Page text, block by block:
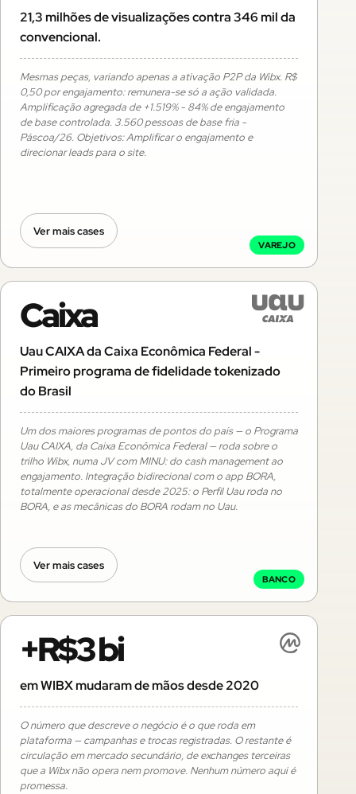
21,3 milhões de visualizações contra 346 mil da
convencional.
Mesmas peças, variando apenas a ativação P2P da Wibx. R$
0,50 por engajamento: remunera-se só a ação validada.
Amplificação agregada de +1.519% - 84% de engajamento
de base controlada. 3.560 pessoas de base fria -
Páscoa/26. Objetivos: Amplificar o engajamento e
direcionar leads para o site.
Ver mais cases
VAREJO
Caixa
Uau CAIXA da Caixa Econômica Federal -
Primeiro programa de fidelidade tokenizado
do Brasil
Um dos maiores programas de pontos do país — o Programa
Uau CAIXA, da Caixa Econômica Federal — roda sobre o
trilho Wibx, numa JV com MINU: do cash management ao
engajamento. Integração bidirecional com o app BORA,
totalmente operacional desde 2025: o Perfil Uau roda no
BORA, e as mecânicas do BORA rodam no Uau.
Ver mais cases
BANCO
+R$3 bi
em WIBX mudaram de mãos desde 2020
O número que descreve o negócio é o que roda em
plataforma — campanhas e trocas registradas. O restante é
circulação em mercado secundário, de exchanges terceiras
que a Wibx não opera nem promove. Nenhum número aqui é
promessa.